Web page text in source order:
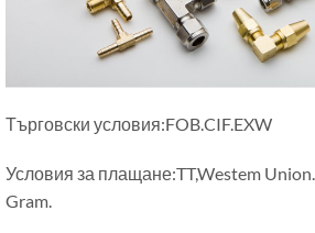
Търговски условия:FOB.CIF.EXW
Условия за плащане:TT,Westem
Gram.